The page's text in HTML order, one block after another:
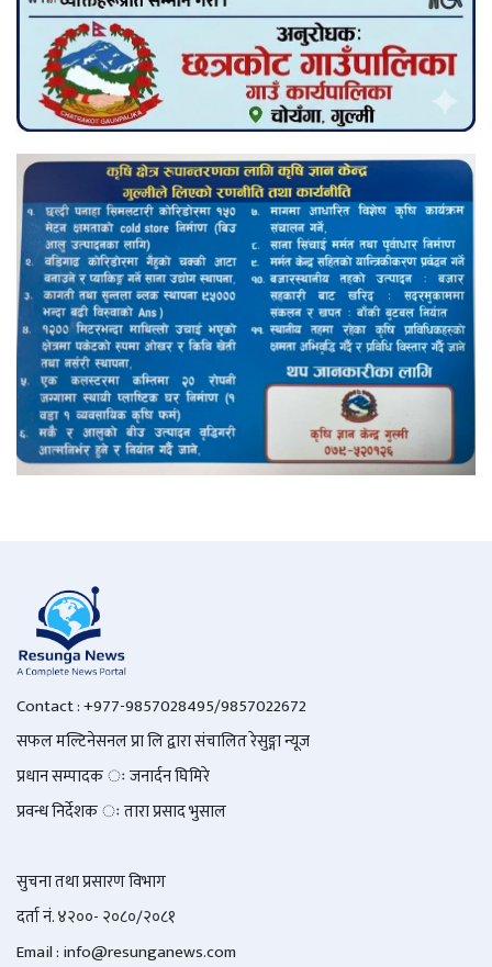
Contact : +977-9857028495/9857022672
सफल मल्टिनेसनल प्रा लि द्वारा संचालित रेसुङ्गा न्यूज
प्रधान सम्पादक ः जनार्दन घिमिरे
प्रवन्ध निर्देशक ः तारा प्रसाद भुसाल
सुचना तथा प्रसारण विभाग
दर्ता नं. ४२००- २०८०/२०८१
Email : info@resunganews.com